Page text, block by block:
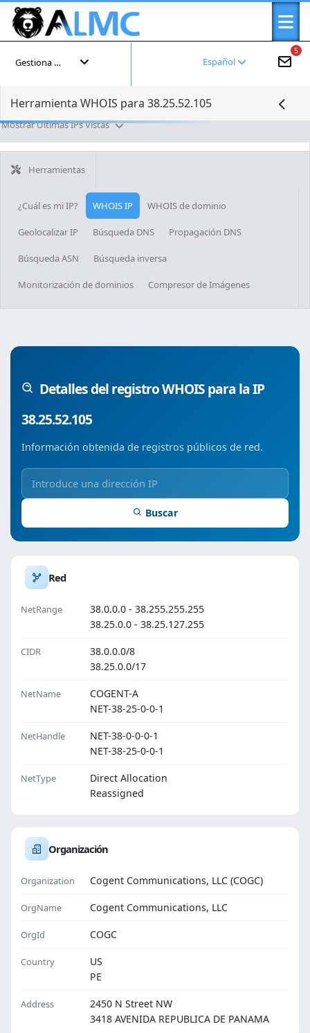
5
Español
Gestiona tu cuenta
Herramienta WHOIS para 38.25.52.105
Mostrar Últimas IPs Vistas
Herramientas
¿Cuál es mi IP? WHOIS IP WHOIS de dominio
Geolocalizar IP Búsqueda DNS Propagación DNS
Búsqueda ASN Búsqueda inversa
Monitorización de dominios Compresor de Imágenes
Detalles del registro WHOIS para la IP
38.25.52.105
Información obtenida de registros públicos de red.
Buscar
Red
NetRange
38.0.0.0 - 38.255.255.255
38.25.0.0 - 38.25.127.255
CIDR
38.0.0.0/8
38.25.0.0/17
NetName
COGENT-A
NET-38-25-0-0-1
NetHandle
NET-38-0-0-0-1
NET-38-25-0-0-1
NetType
Direct Allocation
Reassigned
Organización
Organization Cogent Communications, LLC (COGC)
OrgName Cogent Communications, LLC
OrgId COGC
Country
US
PE
Address
2450 N Street NW
3418 AVENIDA REPUBLICA DE PANAMA